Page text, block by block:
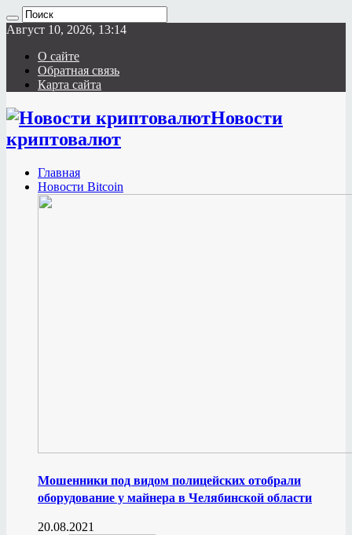
Август 10, 2026, 13:14
О сайте
Обратная связь
Карта сайта
Новости
криптовалют
Главная
Новости Bitcoin
Мошенники под видом полицейских отобрали
оборудование у майнера в Челябинской области
20.08.2021